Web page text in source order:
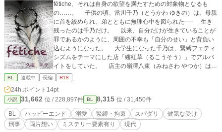
fétiche、それは自身の欲望を満たすための対象物となるも
の……。 子供の頃、當川千乃（とうかわ ゆきの）は、母親
に首を絞められ、弟とともに無理心中を図られた── 生き
残ったのは千乃だけ。 以来、自分だけが生きていることが
罪であるかのように、周囲の不幸も「自分のせい」と背負い
込むようになった。 大学生になった千乃は、緊縛フェティ
シズムをテーマにした店「縷紅草（るこうそう）」でアルバ
イトをしていた。 店主の嶺澤八束（みねさわ やつか）は元
救命医で、過去に千乃の命を救った恩人でもあった。 そん
が訪れる。 その刑事は、片思いの相手・親友の兄であり、
捜査一課長でもある藤永真希人（ふじなが まきと）だった。
事件をきっかけに再会したふたりは、少しずつ距離を縮め
ていく。 だが、事件の犯人の手は千乃自身にも忍び寄り─
─ 息を潜めるように生きてきた千乃の「命」と「恋」は、
BL 連載中 長編 R18
24h.ポイント 14pt
小説 31,662 位 / 228,897件 BL 8,315 位 / 31,450件
BL ハッピーエンド 溺愛 緊縛・拘束 スパダリ
健気な受け
刑事
両片想い ミステリー要素有り 現代